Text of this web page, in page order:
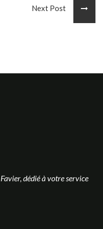
Next Post
dédié à votre service